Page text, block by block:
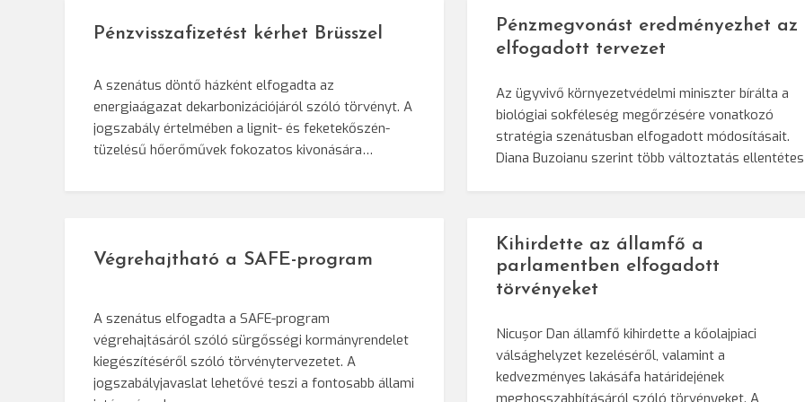
Pénzvisszafizetést kérhet Brüsszel
A szenátus döntő házként elfogadta az
energiaágazat dekarbonizációjáról szóló törvényt. A
jogszabály értelmében a lignit- és feketekőszén-
tüzelésű hőerőművek fokozatos kivonására…
Pénzmegvonást eredményezhet az
elfogadott tervezet
Az ügyvivő környezetvédelmi miniszter bírálta a
biológiai sokféleség megőrzésére vonatkozó
stratégia szenátusban elfogadott módosításait.
Diana Buzoianu szerint több változtatás
Végrehajtható a SAFE-program
A szenátus elfogadta a SAFE-program
végrehajtásáról szóló sürgősségi kormányrendelet
kiegészítéséről szóló törvénytervezetet. A
jogszabályjavaslat lehetővé teszi a fontosabb állami
Kihirdette az államfő a
parlamentben elfogadott
törvényeket
Nicușor Dan államfő kihirdette a kőolajpiaci
válsághelyzet kezeléséről, valamint a
kedvezményes lakásáfa határidejének